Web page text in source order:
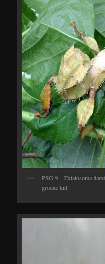
PSG 9 – Extatosoma
groene tint